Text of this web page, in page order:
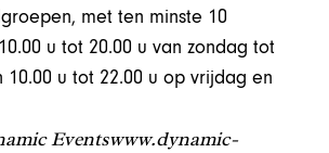
met ten minste 10
u tot 20.00 u van zondag tot
10.00 u tot 22.00 u op vrijdag en
Eventswww.dynamic-